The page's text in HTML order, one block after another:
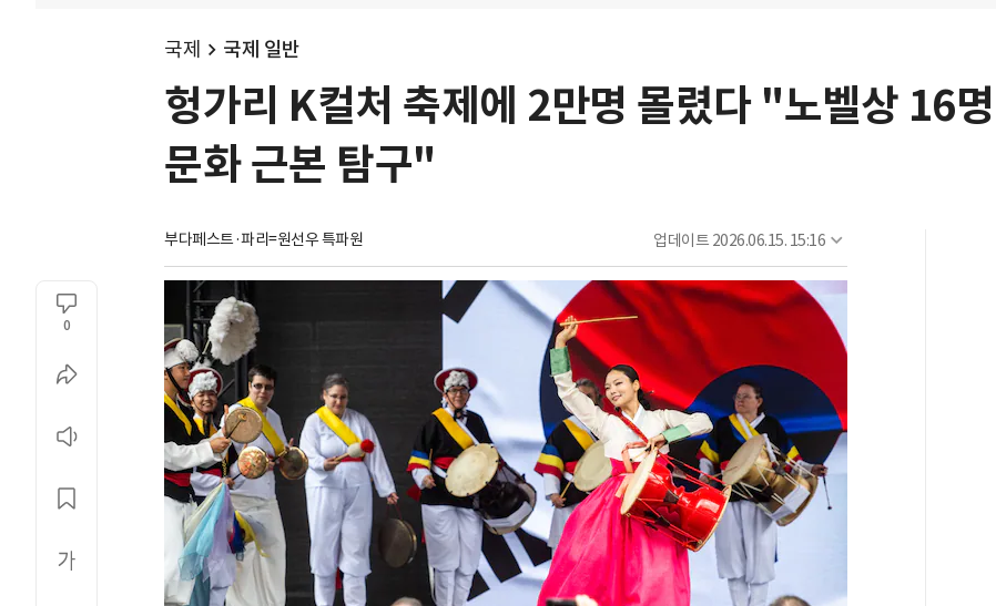
국제 국제 일반
헝가리 K컬처 축제에 2만명 몰렸다 "노벨상 16
문화 근본 탐구"
부다페스트·파리=원선우 특파원 업데이트 2026.06.15. 15:16
0